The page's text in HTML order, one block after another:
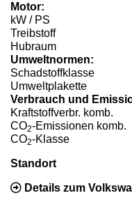
Motor:
kW / PS
Treibstoff
Hubraum
Umweltnormen:
Schadstoffklasse
Umweltplakette
Verbrauch und
Kraftstoffverbr. komb.
CO2-Emissionen komb.
CO2-Klasse
Standort
Details zum